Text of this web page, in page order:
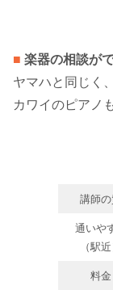
■ 楽器の相談が
ヤマハと同じく
カワイのピアノ
講師
通いや
（駅近
料金